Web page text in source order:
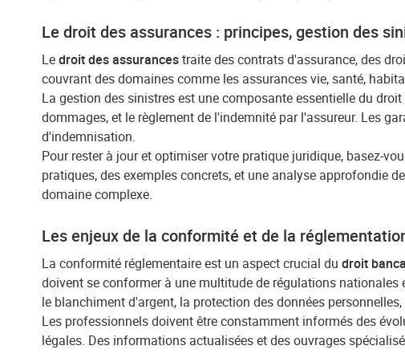
Le droit des assurances : principes, gestion des
Ledroit des assurancestraite des contrats d'assurance, des
couvrant des domaines comme les assurances vie, santé,
La gestion des sinistres est une composante essentielle du
dommages, et le règlement de l'indemnité par l'assureur. Les
d'indemnisation.
Pour rester à jour et optimiser votre pratique juridique, basez-
pratiques, des exemples concrets, et une analyse approfondie
domaine complexe.
Les enjeux de la conformité et de la
La conformité réglementaire est un aspect crucial du droit
doivent se conformer à une multitude de régulations
le blanchiment d'argent, la protection des données
Les professionnels doivent être constamment informés des
légales. Des informations actualisées et des ouvrages